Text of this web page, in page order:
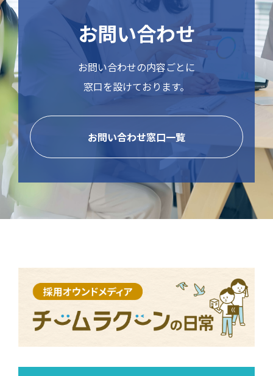
お問い合わせ
お問い合わせの内容ごとに
窓口を設けております。
お問い合わせ窓口一覧